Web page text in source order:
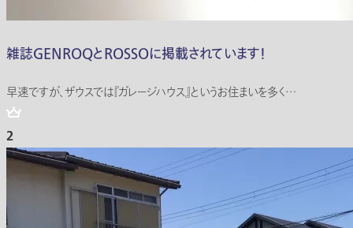
雑誌GENROQとROSSOに掲載されています！
早速ですが、ザウスでは『ガレージハウス』というお住まいを多く…
2